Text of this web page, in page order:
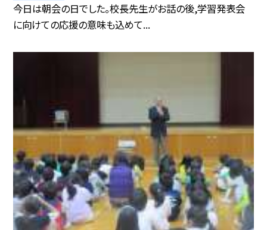
今日は朝会の日でした。校長先生がお話の後,学習発表会
に向けての応援の意味も込めて...